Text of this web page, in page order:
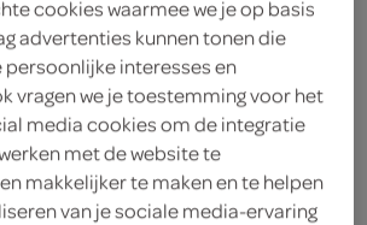
zijn niet zichtbaar bij de
worden wél automatisch
winkelmand.
perfecte smaak voor nasi en
cookies waarmee we je op basis
advertenties kunnen tonen die
persoonlijke interesses en
vragen we je toestemming voor het
media cookies om de integratie
met de website te
makkelijker te maken en te helpen
van je sociale media-ervaring